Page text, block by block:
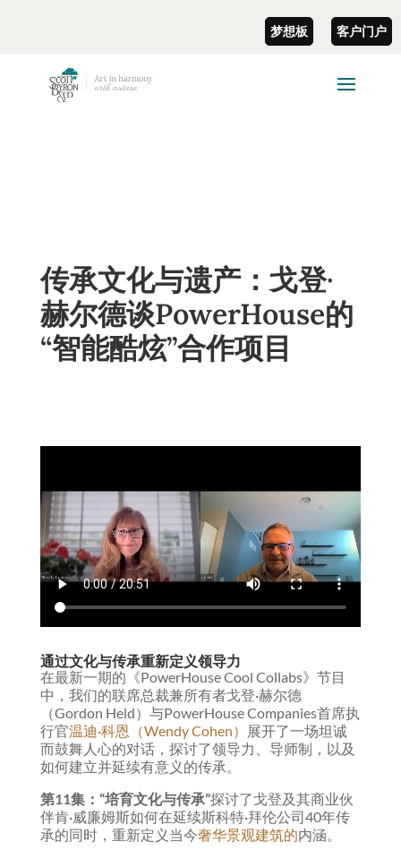
梦想板 客户门户
传承文化与遗产：戈登·
赫尔德谈PowerHouse的
“智能酷炫”合作项目
通过文化与传承重新定义领导力
在最新一期的《PowerHouse Cool Collabs》节目
中，我们的联席总裁兼所有者戈登·赫尔德
（Gordon Held）与PowerHouse Companies首席执
行官温迪·科恩（Wendy Cohen）
展开了一场坦诚
而鼓舞人心的对话，探讨了领导力、导师制，以及
如何建立并延续有意义的传承。
第11集：“培育文化与传承”探讨了戈登及其商业伙
伴肯·威廉姆斯如何在延续斯科特·拜伦公司40年传
承的同时，重新定义当今奢华景观建筑的内涵。